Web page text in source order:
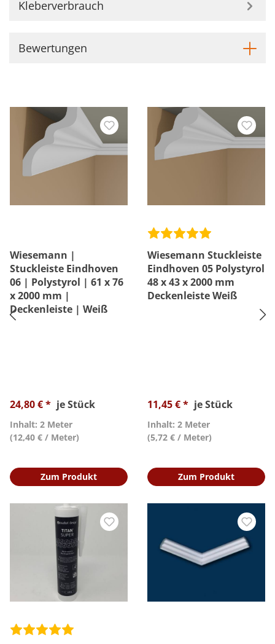
Kleberverbrauch
Bewertungen
Wiesemann |
Stuckleiste Eindhoven
06 | Polystyrol | 61 x 76
x 2000 mm |
Deckenleiste | Weiß
24,80 € * je Stück
Inhalt: 2 Meter
(12,40 € / Meter)
Zum Produkt
Wiesemann Stuckleiste
Eindhoven 05 Polystyrol
48 x 43 x 2000 mm
Deckenleiste Weiß
11,45 € * je Stück
Inhalt: 2 Meter
(5,72 € / Meter)
Zum Produkt